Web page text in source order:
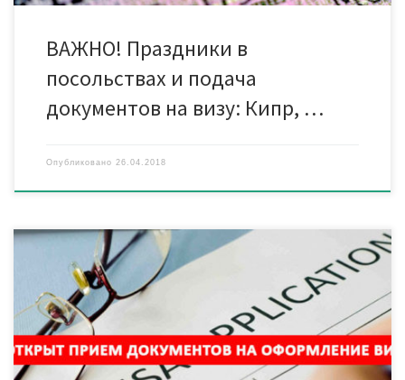
ВАЖНО! Праздники в
посольствах и подача
документов на визу: Кипр, …
Опубликовано 26.04.2018
Утвержденные выходные в КОНСУЛЬСТВЕ КИПРА 16 и 30
апреля 1 и 9 мая Ближайшие даты подачи в КОНСУЛЬСТВО
КИПРА: 9, 13, 23, 27 апреля 2018 года. Рекомендуем приносить
документы заранее! Крайний срок сдачи в визовый отдел — за
2 рабочих дня до подачи документов в консульство Кипра.